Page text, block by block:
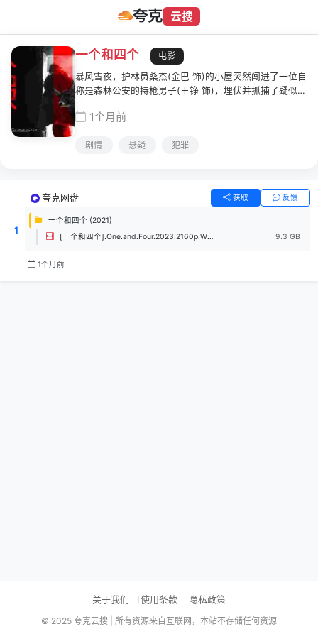
夸克 云搜
一个和四个
电影
暴风雪夜，护林员桑杰(金巴 饰)的小屋突然闯进了一位自
称是森林公安的持枪男子(王铮 饰)，埋伏并抓捕了疑似盗
(达杰丁增 饰)持枪闯入，声称他才是真的森林公安……
1个月前
剧情 悬疑 犯罪
1
夸克网盘 获取 反馈
一个和四个 (2021)
[一个和四个].One.and.Four.2023.2160p.WEB-DL.EDR.H265.AAC-UBWEB.mp4
9.3 GB
1个月前
关于我们 使用条款 隐私政策
© 2025 夸克云搜 | 所有资源来自互联网，本站不存储任何资源